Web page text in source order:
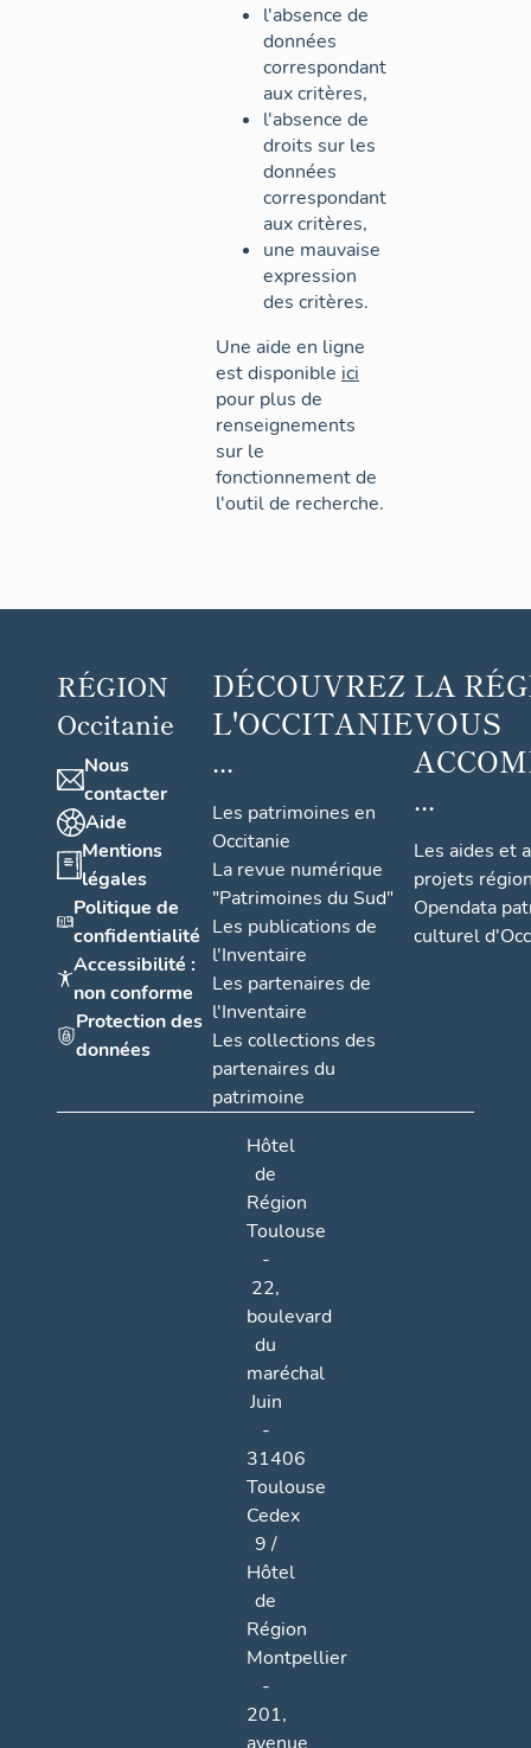
l'absence de
données
correspondant
aux critères,
l'absence de
droits sur les
données
correspondant
aux critères,
une mauvaise
expression
des critères.
Une aide en ligne
est disponible ici
pour plus de
renseignements
sur le
fonctionnement de
l'outil de recherche.
RÉGION
Occitanie
Nous
contacter
Aide
Mentions
légales
Politique de
confidentialité
Accessibilité :
non conforme
Protection des
données
DÉCOUVREZ
L'OCCITANIE
...
Les patrimoines en
Occitanie
La revue numérique
"Patrimoines du Sud"
Les publications de
l'Inventaire
Les partenaires de
l'Inventaire
Les collections des
partenaires du
patrimoine
LA
VOUS
...
Les aides et
projets
Opendata
culturel
Hôtel
de
Région
Toulouse
-
22,
boulevard
du
maréchal
Juin
-
31406
Toulouse
Cedex
9 /
Hôtel
de
Région
Montpellier
-
201,